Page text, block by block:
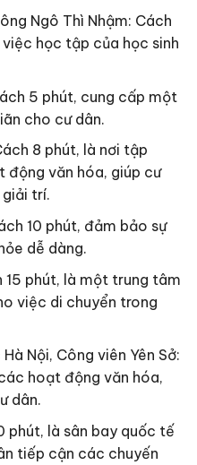
Ngô Thì Nhậm: Cách
học tập của học sinh
5 phút, cung cấp một
cho cư dân.
8 phút, là nơi tập
động văn hóa, giúp cư
giải trí.
10 phút, đảm bảo sự
dễ dàng.
15 phút, là một trung tâm
việc di chuyển trong
Nội, Công viên Yên Sở:
hoạt động văn hóa,
dân.
phút, là sân bay quốc tế
tiếp cận các chuyến